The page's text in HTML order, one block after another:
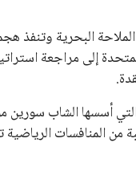
البحرية وتنفذ
إلى مراجعة
أسسها الشاب سورين
من المنافسات